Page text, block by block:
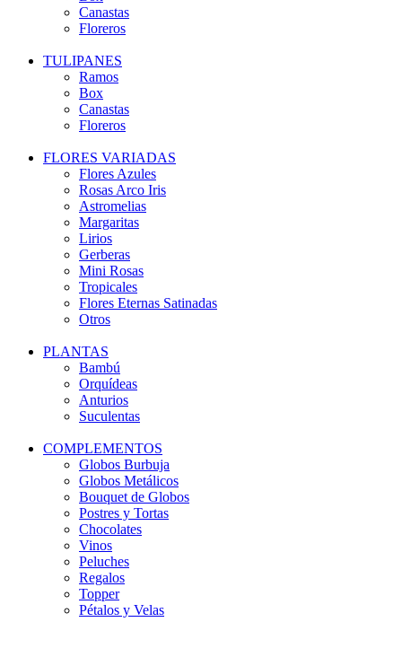
Canastas
Floreros
TULIPANES
Ramos
Box
Canastas
Floreros
FLORES VARIADAS
Flores Azules
Rosas Arco Iris
Astromelias
Margaritas
Lirios
Gerberas
Mini Rosas
Tropicales
Flores Eternas Satinadas
Otros
PLANTAS
Bambú
Orquídeas
Anturios
Suculentas
COMPLEMENTOS
Globos Burbuja
Globos Metálicos
Bouquet de Globos
Postres y Tortas
Chocolates
Vinos
Peluches
Regalos
Topper
Pétalos y Velas